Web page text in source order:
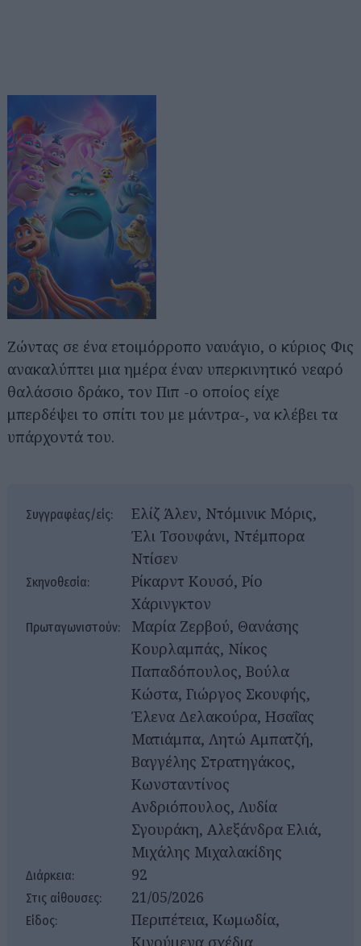
Ζώντας σε ένα ετοιμόρροπο ναυάγιο, ο κύριος Φις
ανακαλύπτει μια ημέρα έναν υπερκινητικό νεαρό
θαλάσσιο δράκο, τον Πιπ -ο οποίος είχε
μπερδέψει το σπίτι του με μάντρα-, να κλέβει τα
υπάρχοντά του.
Συγγραφέας/είς:
Ελίζ Άλεν, Ντόμινικ Μόρις,
Έλι Τσουφάνι, Ντέμπορα
Ντίσεν
Σκηνοθεσία:
Ρίκαρντ Κουσό, Ρίο
Χάρινγκτον
Πρωταγωνιστούν:
Μαρία Ζερβού, Θανάσης
Κουρλαμπάς, Νίκος
Παπαδόπουλος, Βούλα
Κώστα, Γιώργος Σκουφής,
Έλενα Δελακούρα, Ησαΐας
Ματιάμπα, Λητώ Αμπατζή,
Βαγγέλης Στρατηγάκος,
Κωνσταντίνος
Ανδριόπουλος, Λυδία
Σγουράκη, Αλεξάνδρα Ελιά,
Μιχάλης Μιχαλακίδης
Διάρκεια: 92
Στις αίθουσες: 21/05/2026
Είδος:
Περιπέτεια, Κωμωδία,
Κινούμενα σχέδια,